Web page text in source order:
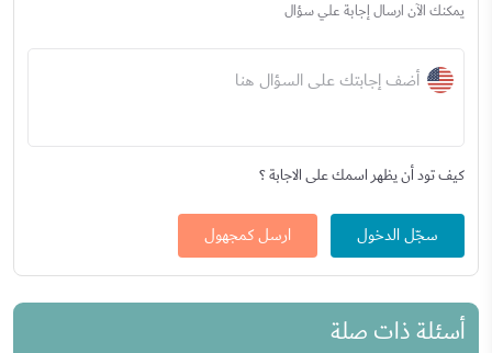
يمكنك الآن ارسال إجابة علي سؤال
أضف إجابتك على السؤال هنا
كيف تود أن يظهر اسمك على الاجابة ؟
سجّل الدخول ارسل كمجهول
أسئلة ذات صلة